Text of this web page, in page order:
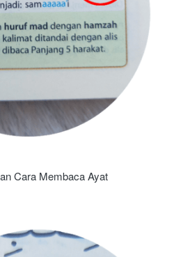
Cara Membaca Ayat